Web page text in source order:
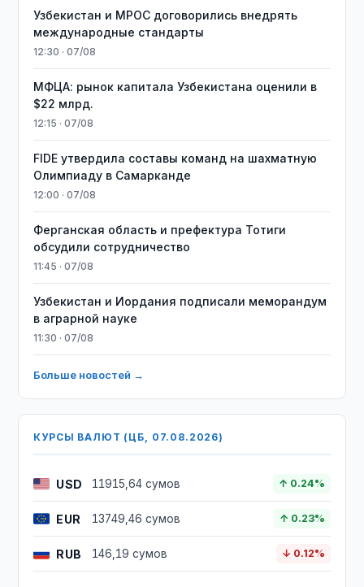
Узбекистан и MPOC договорились внедрять
международные стандарты
12:30 · 07/08
МФЦА: рынок капитала Узбекистана оценили в
$22 млрд.
12:15 · 07/08
FIDE утвердила составы команд на шахматную
Олимпиаду в Самарканде
12:00 · 07/08
Ферганская область и префектура Тотиги
обсудили сотрудничество
11:45 · 07/08
Узбекистан и Иордания подписали меморандум
в аграрной науке
11:30 · 07/08
Больше новостей →
КУРСЫ ВАЛЮТ (ЦБ, 07.08.2026)
USD 11915,64 сумов ↑ 0.24%
EUR 13749,46 сумов ↑ 0.23%
RUB 146,19 сумов ↓ 0.12%